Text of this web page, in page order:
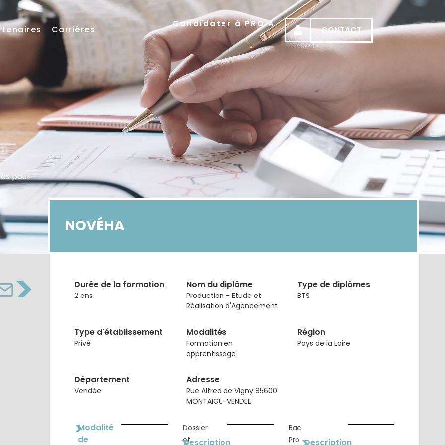
Carrières
Candidater à PRO A
CONTACT
pour
NOVÉHA
> Durée de la formation
2 ans
Nom du diplôme
Production - Etude et
Réalisation d'Agencement
Type de diplômes
BTS
Type d'établissement
Privé
Modalités
Formation en
apprentissage
Région
Pays de la Loire
Département
Vendée
Adresse
Rue Alfred de Vigny 85600
MONTAIGU-VENDEE
>
Modalité
de
Dossier
et
Description
Bac
Pro Description